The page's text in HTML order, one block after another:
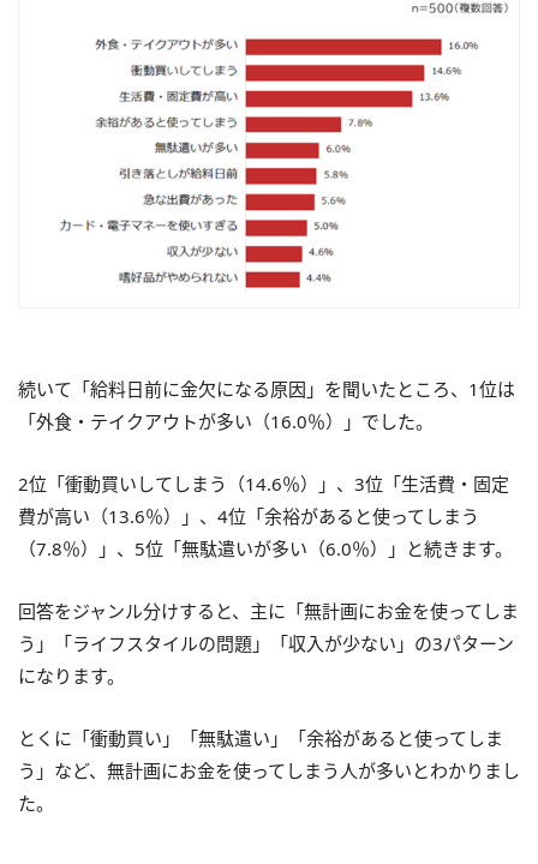
続いて「給料日前に金欠になる原因」を聞いたところ、1位は
「外食・テイクアウトが多い（16.0％）」でした。
2位「衝動買いしてしまう（14.6％）」、3位「生活費・固定
費が高い（13.6％）」、4位「余裕があると使ってしまう
（7.8％）」、5位「無駄遣いが多い（6.0％）」と続きます。
回答をジャンル分けすると、主に「無計画にお金を使ってしま
う」「ライフスタイルの問題」「収入が少ない」の3パターン
になります。
とくに「衝動買い」「無駄遣い」「余裕があると使ってしま
う」など、無計画にお金を使ってしまう人が多いとわかりまし
た。